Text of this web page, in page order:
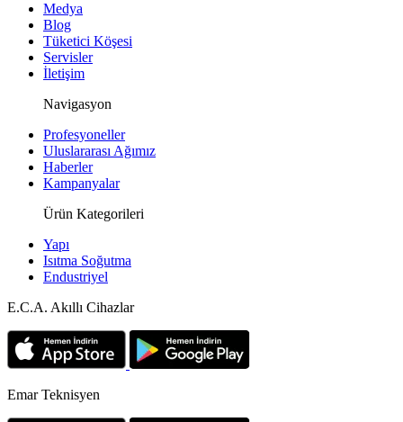
Tam Korozyon Direnci
kimyasal yüzey temizleyicilere maruz kalan parçalar,
paslanmaz yapıları sayesinde kararma veya dökülme
yapmıyor.
Fiziksel Sağlamlık
yerlerde zorlamalara karşı kırılmayan, esnemeyen ve
tok duran parçalar kullanıcılara tam güven veriyor.
Pratik ve Hızlı Temizlik
barındırmayan pürüzsüz yüzeyler, temizlik
personelinin oda hazırlık süresini ciddi oranda
kısaltıyor.
Otel Tipi Banyo Aksesuar Modelleri
ve Çeşitleri
Medya
Blog
Tüketici Köşesi
Servisler
İletişim
Navigasyon
Profesyoneller
Uluslararası Ağımız
Haberler
Kampanyalar
Ürün Kategorileri
Yapı
Isıtma Soğutma
Endustriyel
E.C.A. Akıllı Cihazlar
Emar Teknisyen